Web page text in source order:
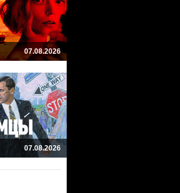
07.08.2026
07.08.2026